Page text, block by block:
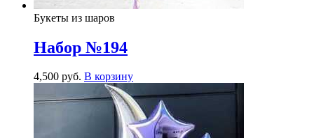
Букеты из шаров
Набор №194
4,500 руб. В корзину